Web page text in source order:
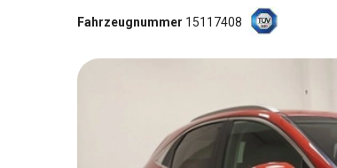
Fahrzeugnummer 15117408